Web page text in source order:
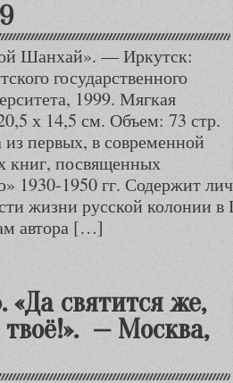
Шанхай». — Иркутск:
государственного
1999. Мягкая
х 14,5 см. Объем: 73 стр.
первых, в современной
книг, посвященных
1930-1950 гг. Содержит
жизни русской колонии
автора […]
«Да святится же,
— Москва,